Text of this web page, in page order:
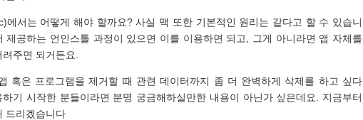
에서는 어떻게 해야 할까요? 사실 맥 또한 기본적인 원리는 같다고 할 수 있습니
제공하는 언인스톨 과정이 있으면 이를 이용하면 되고, 그게 아니라면 앱 자체를
주면 되거든요.
혹은 프로그램을 제거할 때 관련 데이터까지 좀 더 완벽하게 삭제를 하고 싶다
기 시작한 분들이라면 분명 궁금해하실만한 내용이 아닌가 싶은데요. 지금부터
드리겠습니다